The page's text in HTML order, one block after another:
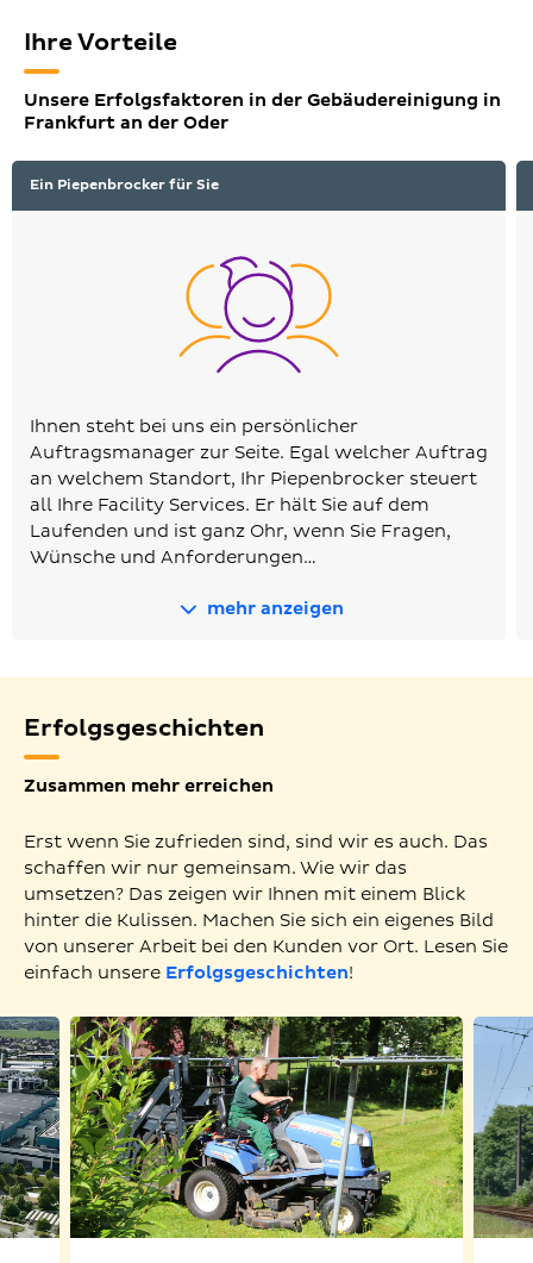
Ihre Vorteile
Unsere Erfolgsfaktoren in der Gebäudereinigung in
Frankfurt an der Oder
Ein Piepenbrocker für Sie
Ihnen steht bei uns ein persönlicher
Auftragsmanager zur Seite. Egal welcher Auftrag
an welchem Standort, Ihr Piepenbrocker steuert
all Ihre Facility Services. Er hält Sie auf dem
Laufenden und ist ganz Ohr, wenn Sie Fragen,
Wünsche und Anforderungen…
mehr anzeigen
Erfolgsgeschichten
Zusammen mehr erreichen
Erst wenn Sie zufrieden sind, sind wir es auch. Das
schaffen wir nur gemeinsam. Wie wir das
umsetzen? Das zeigen wir Ihnen mit einem Blick
hinter die Kulissen. Machen Sie sich ein eigenes Bild
von unserer Arbeit bei den Kunden vor Ort. Lesen Sie
einfach unsere Erfolgsgeschichten!